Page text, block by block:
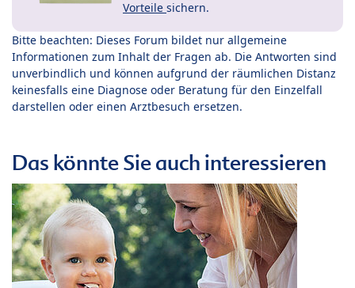
Vorteile sichern.
Bitte beachten: Dieses Forum bildet nur allgemeine
Informationen zum Inhalt der Fragen ab. Die Antworten sind
unverbindlich und können aufgrund der räumlichen Distanz
keinesfalls eine Diagnose oder Beratung für den Einzelfall
darstellen oder einen Arztbesuch ersetzen.
Das könnte Sie auch interessieren